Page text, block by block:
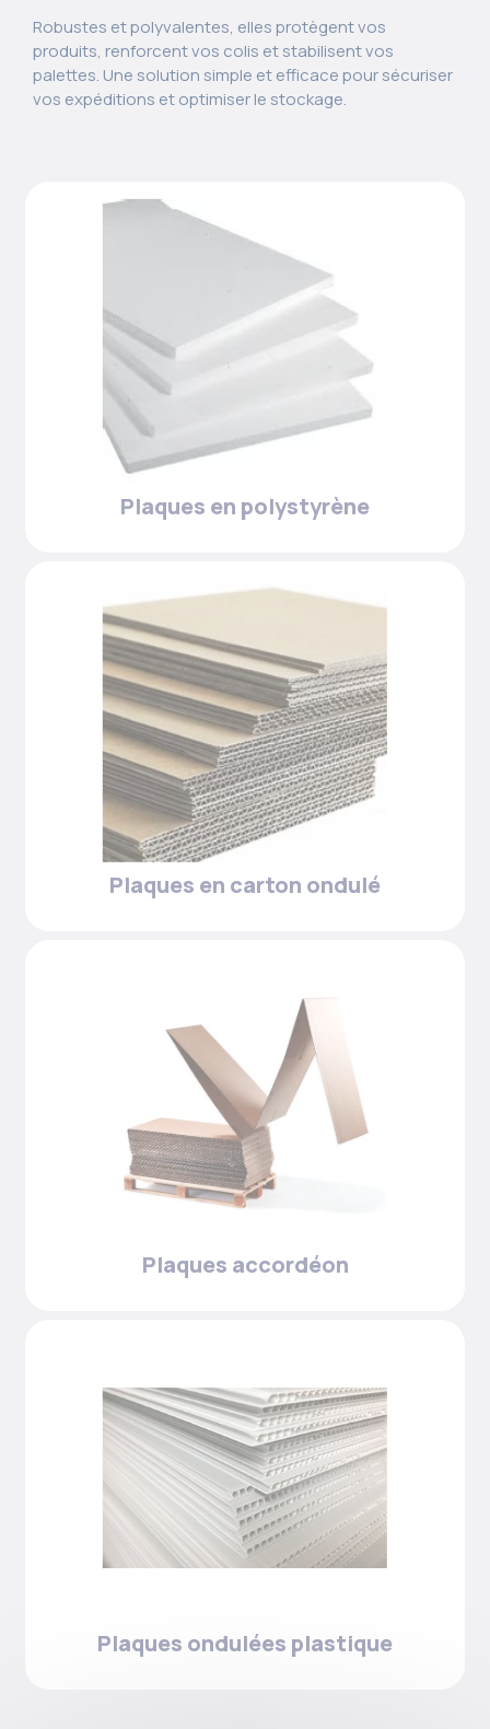
Robustes et polyvalentes, elles protègent vos
produits, renforcent vos colis et stabilisent vos
palettes. Une solution simple et efficace pour sécuriser
vos expéditions et optimiser le stockage.
Plaques en polystyrène
Plaques en carton ondulé
Plaques accordéon
Plaques ondulées plastique